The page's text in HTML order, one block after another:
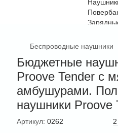
Беспроводные наушники
Бюджетные
Proove Tender с
амбушурами.
наушники Proove
Артикул: 0262